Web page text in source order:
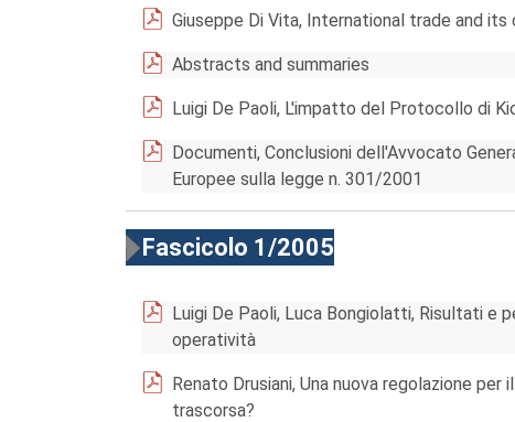
Giuseppe Di Vita, International trade and
Abstracts and summaries
Luigi De Paoli, L'impatto del Protocollo di
Documenti, Conclusioni dell'Avvocato
Europee sulla legge n. 301/2001
Fascicolo 1/2005
Luigi De Paoli, Luca Bongiolatti, Risultati e
operatività
Renato Drusiani, Una nuova regolazione
trascorsa?